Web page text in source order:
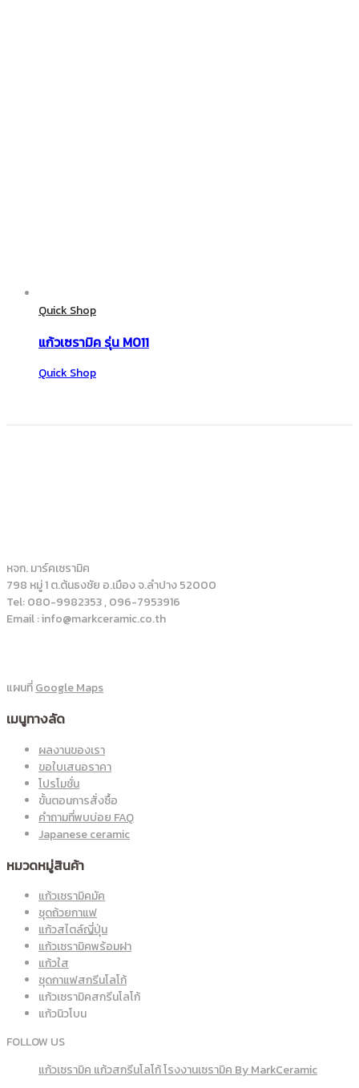
Quick Shop
แก้วเซรามิค รุ่น M011
Quick Shop
หจก. มาร์คเซรามิค
798 หมู่ 1 ต.ต้นธงชัย อ.เมือง จ.ลำปาง 52000
Tel: 080-9982353 , 096-7953916
Email : info@markceramic.co.th
แผนที่Google Maps
เมนูทางลัด
ผลงานของเรา
ขอใบเสนอราคา
โปรโมชั่น
ขั้นตอนการสั่งซื้อ
คำถามที่พบบ่อย FAQ
Japanese ceramic
หมวดหมู่สินค้า
แก้วเซรามิคมัค
ชุดถ้วยกาแฟ
แก้วสไตล์ญี่ปุ่น
แก้วเซรามิคพร้อมฝา
แก้วใส
ชุดกาแฟสกรีนโลโก้
แก้วเซรามิคสกรีนโลโก้
แก้วนิวโบน
FOLLOW US
แก้วเซรามิค แก้วสกรีนโลโก้ โรงงานเซรามิค By MarkCeramic